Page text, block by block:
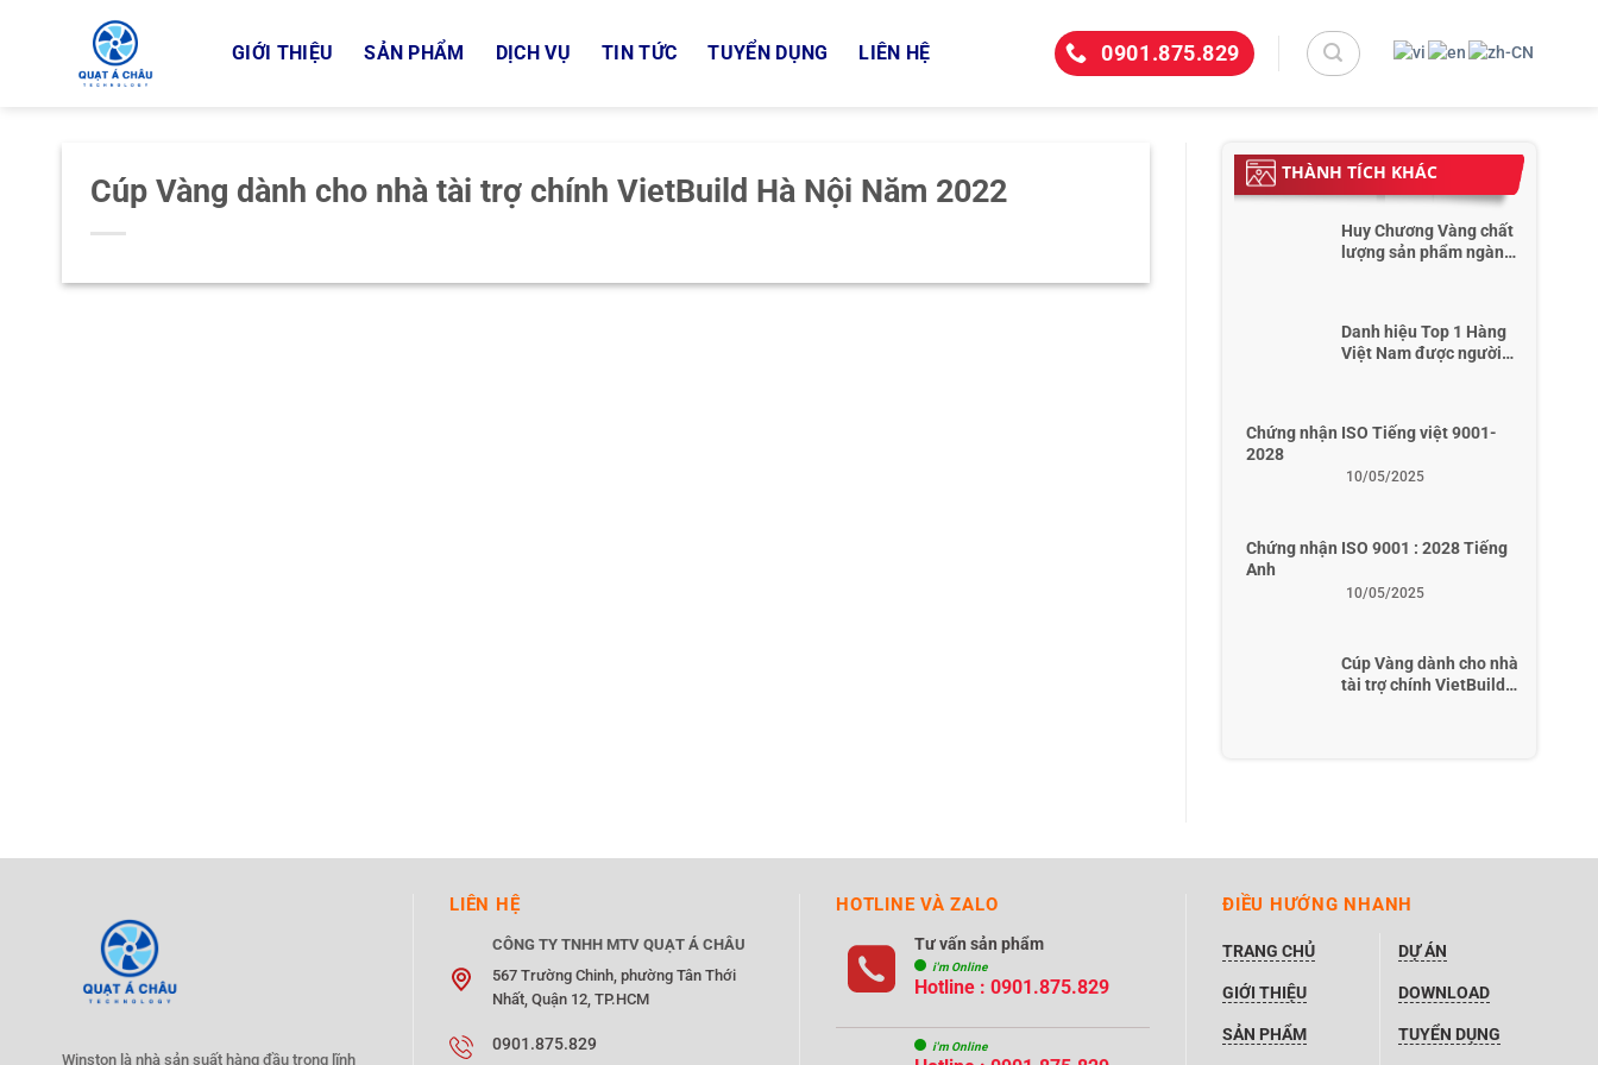
GIỚI THIỆU SẢN PHẨM DỊCH VỤ TIN TỨC TUYỂN DỤNG LIÊN HỆ 0901.875.829
Cúp Vàng dành cho nhà tài trợ chính VietBuild Hà Nội Năm 2022
THÀNH TÍCH KHÁC
Huy Chương Vàng chất
lượng sản phẩm ngành
Danh hiệu Top 1 Hàng
Việt Nam được người
Chứng nhận ISO Tiếng việt 9001-
2028
10/05/2025
Chứng nhận ISO 9001 : 2028 Tiếng
Anh
10/05/2025
Cúp Vàng dành cho nhà
tài trợ chính VietBuild
Winston là nhà sản suất hàng đầu trong lĩnh
LIÊN HỆ
CÔNG TY TNHH MTV QUẠT Á CHÂU
567 Trường Chinh, phường Tân Thới
Nhất, Quận 12, TP.HCM
0901.875.829
HOTLINE VÀ ZALO
Tư vấn sản phẩm
i'm Online
Hotline : 0901.875.829
i'm Online
ĐIỀU HƯỚNG NHANH
TRANG CHỦ
GIỚI THIỆU
SẢN PHẨM
DỰ ÁN
DOWNLOAD
TUYỂN DỤNG